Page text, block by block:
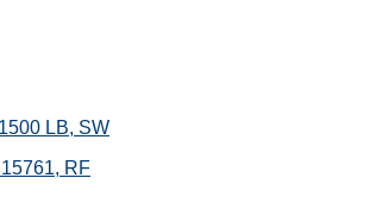
LB, SW
RF